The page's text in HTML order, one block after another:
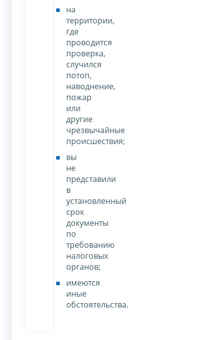
на
территории,
где
проводится
проверка,
случился
потоп,
наводнение,
пожар
или
другие
чрезвычайные
происшествия;
вы
не
представили
в
установленный
срок
документы
по
требованию
налоговых
органов;
имеются
иные
обстоятельства.